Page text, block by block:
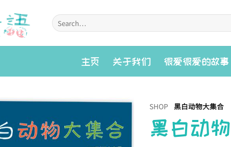
Search
for:
主页 关于我们 很爱很爱的故事
Add to
wishlist
SHOP 黑白动物大集合
黑白动